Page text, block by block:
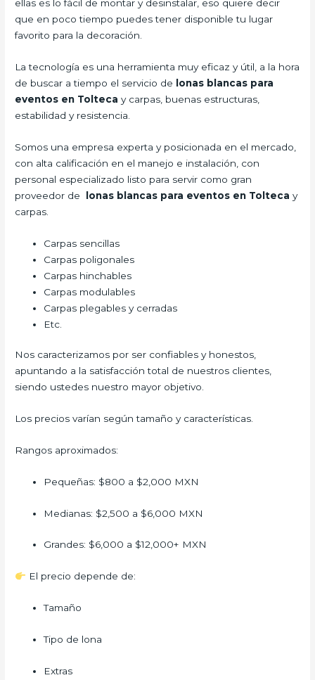
ellas es lo fácil de montar y desinstalar, eso quiere decir
que en poco tiempo puedes tener disponible tu lugar
favorito para la decoración.
La tecnología es una herramienta muy eficaz y útil, a la hora
de buscar a tiempo el servicio de
lonas blancas para
eventos en Tolteca y carpas, buenas estructuras,
estabilidad y resistencia.
Somos una empresa experta y posicionada en el mercado,
con alta calificación en el manejo e instalación, con
personal especializado listo para servir como gran
proveedor de
lonas blancas para eventos en Tolteca y
carpas.
Carpas sencillas
Carpas poligonales
Carpas hinchables
Carpas modulables
Carpas plegables y cerradas
Etc.
Nos caracterizamos por ser confiables y honestos,
apuntando a la satisfacción total de nuestros clientes,
siendo ustedes nuestro mayor objetivo.
Los precios varían según tamaño y características.
Rangos aproximados:
Pequeñas: $800 a $2,000 MXN
Medianas: $2,500 a $6,000 MXN
Grandes: $6,000 a $12,000+ MXN
El precio depende de:
Tamaño
Tipo de lona
Extras